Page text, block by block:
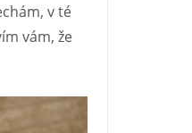
v té
vám, že